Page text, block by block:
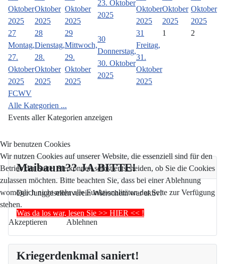
Maibaum?? JA BITTE!
Der Junggesellenverein Wierschem war aktiv!
Was da los war, lesen Sie >> HIER << !
Kriegerdenkmal saniert!
Oktober
2025
Oktober
2025
Oktober
2025
23. Oktober
2025
Oktober
2025
Oktober
2025
Oktober
2025
27
Montag,
27.
Oktober
2025
28
Dienstag,
28.
Oktober
2025
29
Mittwoch,
29.
Oktober
2025
30
Donnerstag,
30. Oktober
2025
31
Freitag,
31.
Oktober
2025
1 2
FCWV
Alle Kategorien ...
Events aller Kategorien anzeigen
Wir benutzen Cookies
Wir nutzen Cookies auf unserer Website, die essenziell sind für den
Betrieb der Seite. Sie können selbst entscheiden, ob Sie die Cookies
zulassen möchten. Bitte beachten Sie, dass bei einer Ablehnung
womöglich nicht mehr alle Funktionalitäten der Seite zur Verfügung
stehen.
Akzeptieren Ablehnen